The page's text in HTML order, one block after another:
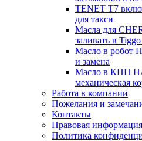
TENET T7
для такси
Масла для
заливать в
Масло в робот
и замена
Масло в КПП
механическая
Работа в компании
Пожелания и
Контакты
Правовая информация
Политика